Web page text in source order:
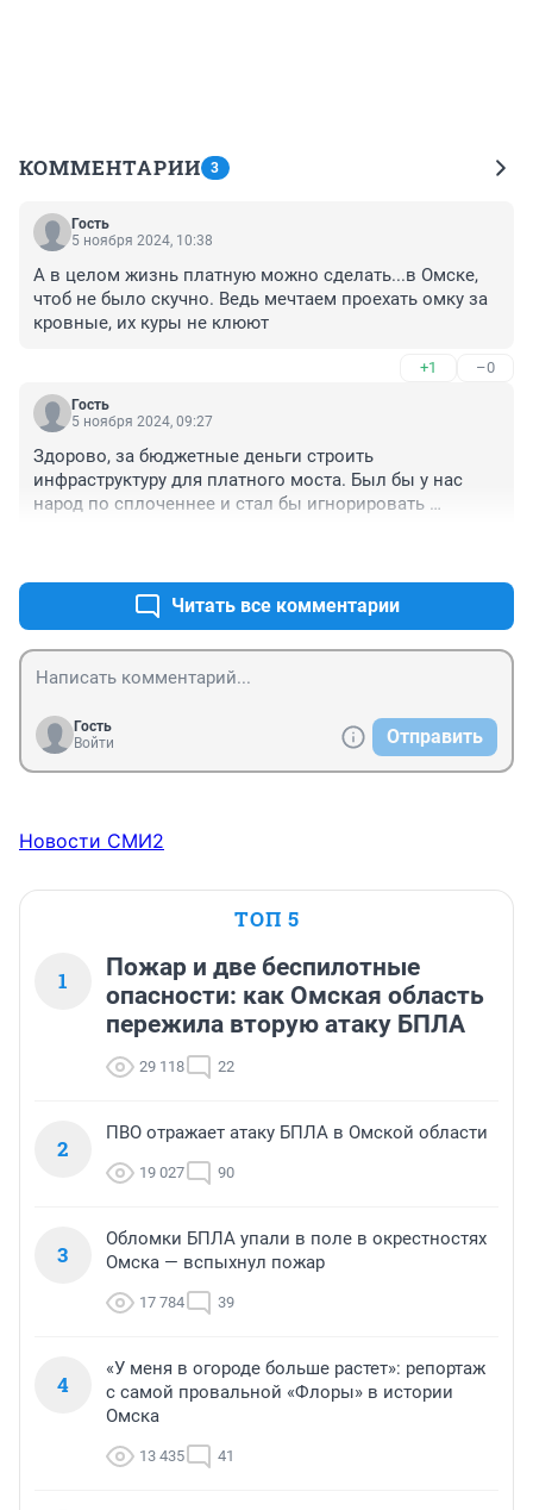
КОММЕНТАРИИ 3
Гость
5 ноября 2024, 10:38
А в целом жизнь платную можно сделать...в Омске,
чтоб не было скучно. Ведь мечтаем проехать омку за
кровные, их куры не клюют
+1 –0
Гость
5 ноября 2024, 09:27
Здорово, за бюджетные деньги строить
инфраструктуру для платного моста. Был бы у нас
народ по сплоченнее и стал бы игнорировать
Читать все комментарии
Гость
Войти
Отправить
Новости СМИ2
ТОП 5
1
Пожар и две беспилотные
опасности: как Омская область
пережила вторую атаку БПЛА
29 118 22
2
ПВО отражает атаку БПЛА в Омской области
19 027 90
3
Обломки БПЛА упали в поле в окрестностях
Омска — вспыхнул пожар
17 784 39
4
«У меня в огороде больше растет»: репортаж
с самой провальной «Флоры» в истории
Омска
13 435 41